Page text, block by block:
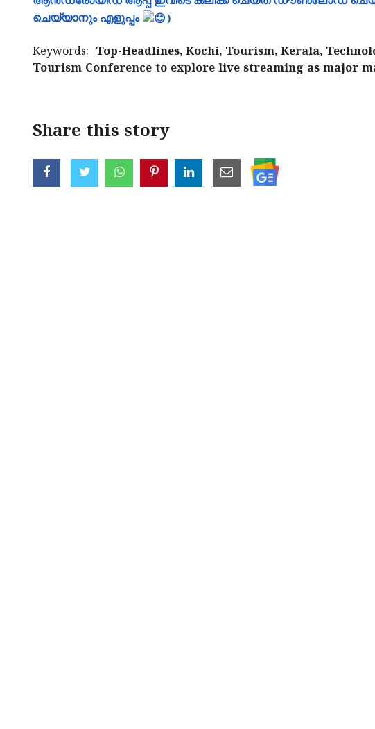
ചെയ്യാനും എളുപ്പം
)
Keywords: Top-Headlines, Kochi, Tourism, Kerala,
Tourism Conference to explore live streaming as major
Share this story